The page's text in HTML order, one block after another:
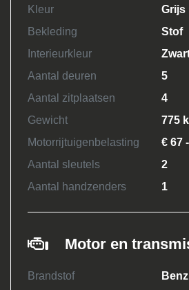
Kleur
Grijs
Bekleding
Stof
Interieurkleur
Aantal deuren
5
Aantal zitplaatsen
4
Gewicht
775
Motorrijtuigenbelasting
€ 67
Aantal sleutels
2
Aantal handzenders
1
Motor en
Brandstof